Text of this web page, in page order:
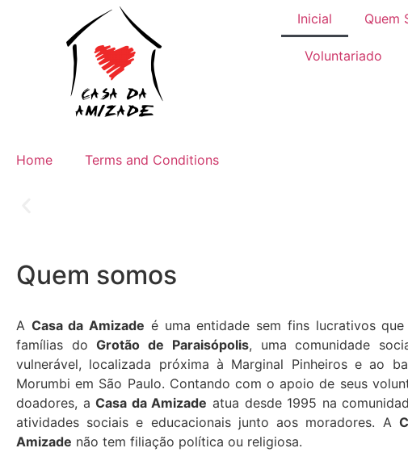
Inicial Quem
Voluntariado
Home Terms and Conditions
Saiba mais...
Quem somos
A Casa da Amizade é uma entidade sem fins lucrativos que
famílias doGrotão de Paraisópolis, uma comunidade
vulnerável, localizada próxima à Marginal Pinheiros e ao
Morumbi em São Paulo. Contando com o apoio de seus
doadores, aCasa da Amizade atua desde 1995 na
atividades sociais e educacionais junto aos moradores. A
Amizade não tem filiação política ou religiosa.